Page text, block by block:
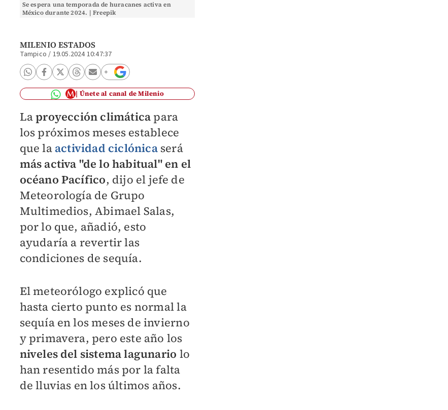
Se espera una temporada de huracanes activa en
México durante 2024. | Freepik
MILENIO ESTADOS
Tampico / 19.05.2024 10:47:37
Únete al canal de Milenio
Laproyección climática para
los próximos meses establece
que la actividad ciclónicaserá
más activa "de lo habitual" en el
océano Pacífico, dijo el jefe de
Meteorología de Grupo
Multimedios, Abimael Salas,
por lo que, añadió, esto
ayudaría a revertir las
condiciones de sequía.
El meteorólogo explicó que
hasta cierto punto es normal la
sequía en los meses de invierno
y primavera, pero este año los
niveles del sistema lagunario lo
han resentido más por la falta
de lluvias en los últimos años.